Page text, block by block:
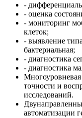
-
- оценка
- мониторинг
клеток;
- выявление
бактериальная;
- диагностика
- диагностика
Многоуровневая
точности и
исследований.
автоматизации